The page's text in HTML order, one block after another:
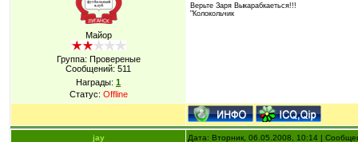
Майор
Группа: Провереные
Сообщений: 511
Награды: 1
Статус: Offline
Верьте Заря Выкарабкаеться!!!
"Колокольчик
jay Дата: Вторник, 06.05.2008, 10:14 |